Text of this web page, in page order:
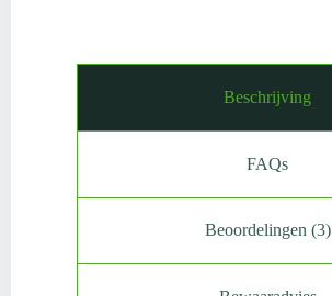
Beschrijving
FAQs
Beoordelingen (3)